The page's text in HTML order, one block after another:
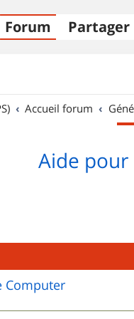
Forum Partager
Accueil forum
Aide pour
Computer